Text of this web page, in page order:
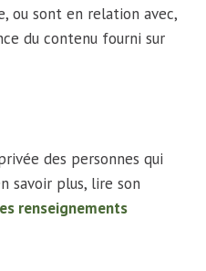
ou sont en relation avec,
du contenu fourni sur
des personnes qui
savoir plus, lire son
renseignements